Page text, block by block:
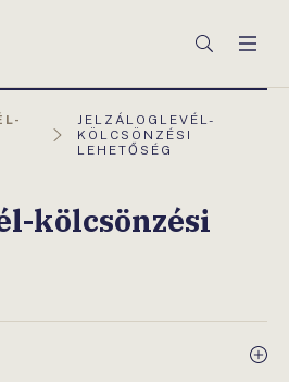
Keresés
AKTUÁLIS
OLDAL:
JELZÁLOGLEVÉL-
KÖLCSÖNZÉSI
LEHETŐSÉG
kölcsönzési